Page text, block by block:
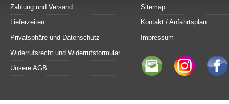
Zahlung und Versand
Lieferzeiten
Privatsphäre und Datenschutz
Widerrufsrecht und Widerrufsformular
Unsere AGB
Sitemap
Kontakt / Anfahrtsplan
Impressum